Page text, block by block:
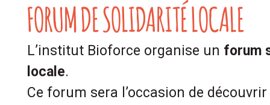
FORUM DE SOLIDARITÉ LOCALE
L’institut Bioforce organise un forum
locale.
Ce forum sera l’occasion de